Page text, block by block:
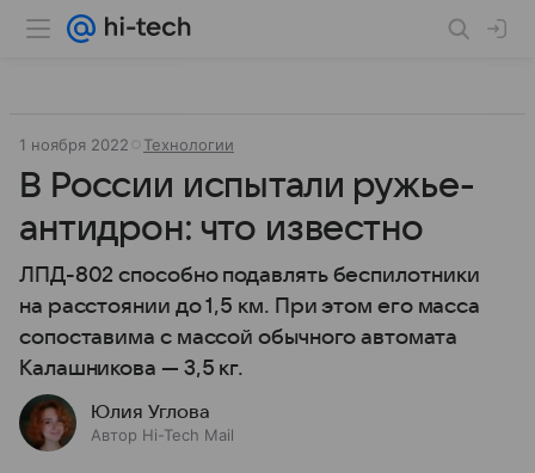
1 ноября 2022 Технологии
В России испытали ружье-
антидрон: что известно
ЛПД-802 способно подавлять беспилотники
на расстоянии до 1,5 км. При этом его масса
сопоставима с массой обычного автомата
Калашникова — 3,5 кг.
Юлия Углова
Автор Hi-Tech Mail